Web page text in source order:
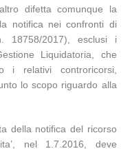
difetta comunque la
notifica nei confronti di
18758/2017), esclusi i
Liquidatoria, che
i relativi controricorsi,
lo scopo riguardo alla
della notifica del ricorso
nel 1.7.2016, deve